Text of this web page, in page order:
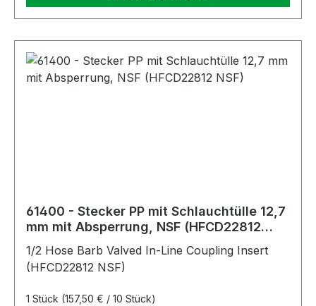
61400 - Stecker PP mit Schlauchtülle 12,7
mm mit Absperrung, NSF (HFCD22812
1/2 Hose Barb Valved In-Line Coupling Insert
(HFCD22812 NSF)
1 Stück (157,50 € / 10 Stück)